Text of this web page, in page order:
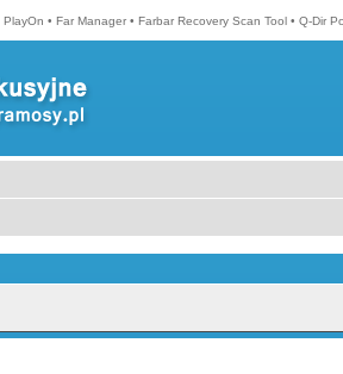
PlayOn • Far Manager • Farbar Recovery Scan Tool • Q-Dir